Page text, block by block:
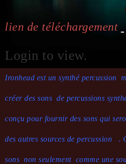
lien de téléchargement
Login to view.
Ironhead est un synthé percussion
créer des sons de percussions
conçu pour fournir des sons qui
des autres sources de percussion .
sons non seulement comme une